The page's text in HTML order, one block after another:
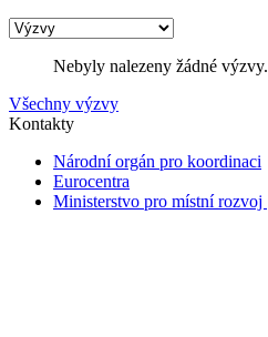
Nebyly nalezeny žádné výzvy.
Všechny výzvy
Kontakty
Národní orgán pro koordinaci
Eurocentra
Ministerstvo pro místní rozvoj